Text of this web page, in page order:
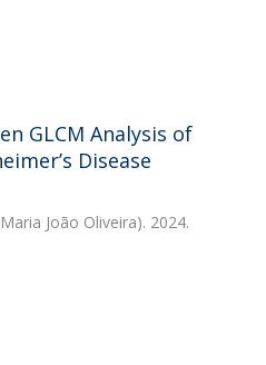
GLCM Analysis of
Disease
João Oliveira). 2024.